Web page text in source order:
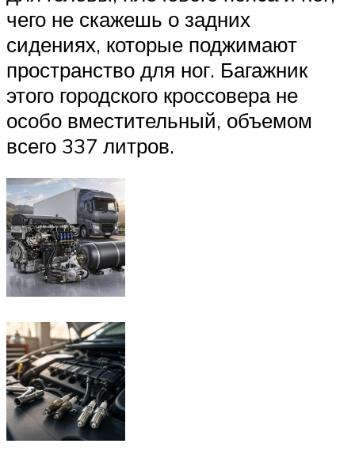
чего не скажешь о задних
сидениях, которые поджимают
пространство для ног. Багажник
этого городского кроссовера не
особо вместительный, объемом
всего 337 литров.